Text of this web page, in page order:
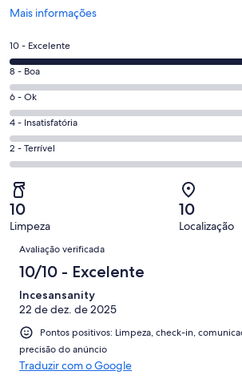
Mais informações
Abre
uma
nova
janela
Nota
10
-
Excelente.
1
de
1
avaliações
10 - Excelente
Nota
8
-
Boa.
0
de
avaliações
8 - Boa
Nota
6
-
Ok.
0
de
avaliações
6 - Ok
Nota
4
-
0
de
1
4 - Insatisfatória
Nota
2
-
Terrível.
0
de
avaliações
2 - Terrível
10
Limpeza
10
Localização
Avaliações
Avaliação verificada
10/10 - Excelente
Incesansanity
22 de dez. de 2025
Pontos positivos: Limpeza, check-in,
precisão do anúncio
Traduzir com o Google